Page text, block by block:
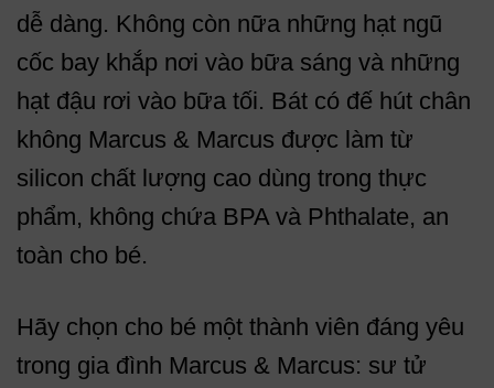
dễ dàng. Không còn nữa những hạt ngũ
cốc bay khắp nơi vào bữa sáng và những
hạt đậu rơi vào bữa tối. Bát có đế hút chân
không Marcus & Marcus được làm từ
silicon chất lượng cao dùng trong thực
phẩm, không chứa BPA và Phthalate, an
toàn cho bé.
Hãy chọn cho bé một thành viên đáng yêu
trong gia đình Marcus & Marcus: sư tử